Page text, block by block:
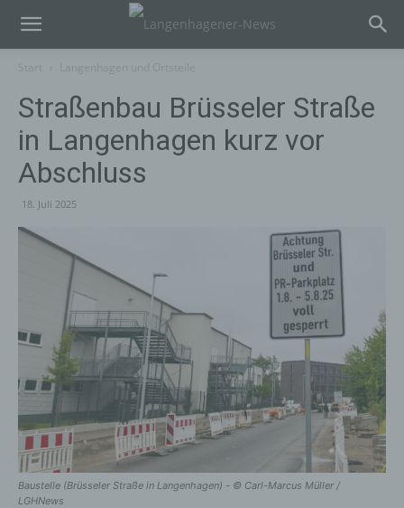
Straßenbau Brüsseler Straße
in Langenhagen kurz vor
Abschluss
18. Juli 2025
Baustelle (Brüsseler Straße in Langenhagen) - © Carl-Marcus Müller /
LGHNews